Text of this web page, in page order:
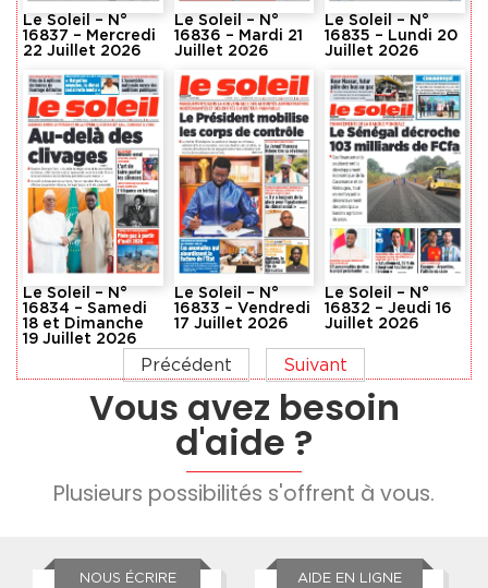
Le Soleil – N°
16837 – Mercredi
22 Juillet 2026
Le Soleil – N°
16836 – Mardi 21
Juillet 2026
Le Soleil – N°
16835 – Lundi 20
Juillet 2026
Le Soleil – N°
16834 – Samedi
18 et Dimanche
19 Juillet 2026
Le Soleil – N°
16833 – Vendredi
17 Juillet 2026
Le Soleil – N°
16832 – Jeudi 16
Juillet 2026
Précédent Suivant
Vous avez besoin
d'aide ?
Plusieurs possibilités s'offrent à vous.
NOUS ÉCRIRE AIDE EN LIGNE